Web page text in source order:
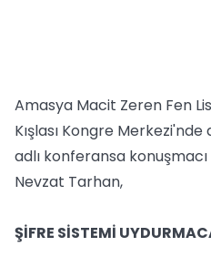
Amasya Macit Zeren Fen
Kışlası Kongre
adlı konferansa
Nevzat Tarhan,
ŞİFRE SİSTEMİ